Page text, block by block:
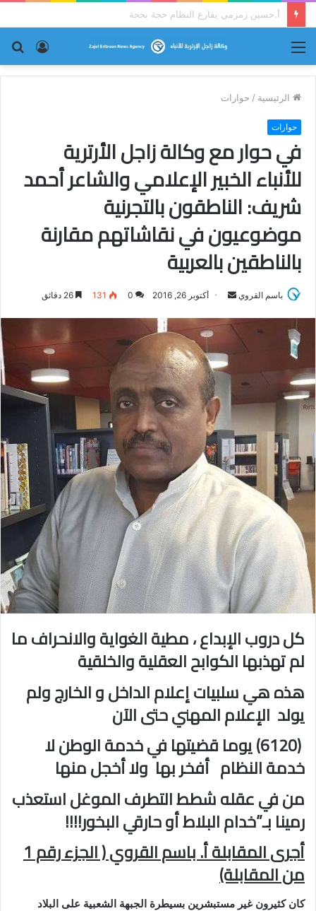
قراءة نقدية في قصيدة إرترية : (ما كان لم يكن!)
تسجيل
الدخول
الرئيسية / حوارات
حوارات
في حوار مع وكالة زاجل الأرترية
للأنباء الخبير الإعلامي والشاعر أحمد
شريف: الناطقون بالتجرنية
موضوعيون في نقاشاتهم مقارنة
بالناطقين بالعربية
باسم القروي
ب
ي
ا
إ
ل
ك
ر
ا
أكتوبر 26, 2016 0
131
كل دروب الإبداع ، مطية الغواية والانحراف ما
لم تهذبها الكوابح العقلية والخلقية
هذه هي سلبيات إعلام الداخل و الخارج ولم
يولد الإعلام المهني حتى الآن
(6120) يوما قضيتها في خدمة الوطن لا
خدمة النظام أفخر بها ولا أخجل منها
من في عقله شطط التطرف الموغل استعذب
رمينا بـ”خدام البلاط أو حارقي البخور!!!!
أجرى المقابلة أ. باسم القروي ( الجزء رقم 1
من المقابلة)
كان كثيرون غير مستبشرين بسيطرة الجبهة الشعبية على البلاد